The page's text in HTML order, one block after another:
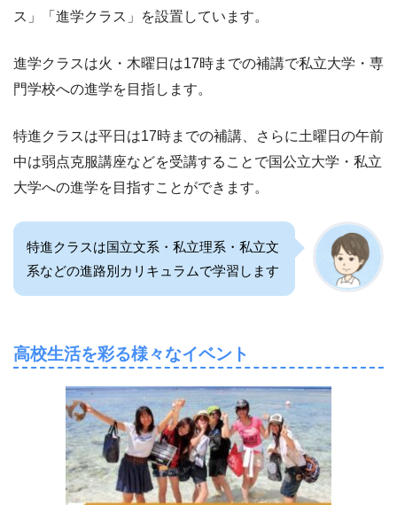
ス」「進学クラス」を設置しています。
進学クラスは火・木曜日は17時までの補講で私立大学・専
門学校への進学を目指します。
特進クラスは平日は17時までの補講、さらに土曜日の午前
中は弱点克服講座などを受講することで国公立大学・私立
大学への進学を目指すことができます。
特進クラスは国立文系・私立理系・私立文
系などの進路別カリキュラムで学習します
高校生活を彩る様々なイベント